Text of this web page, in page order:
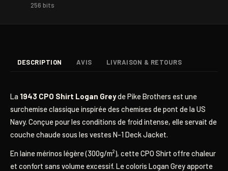
256 bits
DESCRIPTION AVIS LIVRAISON & RETOURS
La 1943 CPO Shirt Logan Greyde Pike Brothers est une
surchemise classique inspirée des chemises de pont de la US
Navy. Conçue pour les conditions de froid intense, elle servait de
couche chaude sous les vestes N-1 Deck Jacket.
En laine mérinos légère (300g/m²), cette CPO Shirt offre chaleur
et confort sans volume excessif. Le coloris Logan Grey apporte